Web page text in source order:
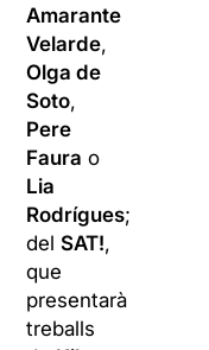
Amarante
Velarde,
Olga de
Soto,
Pere
Faura o
Lia
Rodrígues;
delSAT!,
que
presentarà
treballs